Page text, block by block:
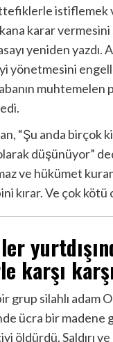
istiflemek
karar vermesini
yeniden yazdı.
yönetmesini
muhtemelen
“Şu anda birçok
düşünüyor”
ve hükümet
kırar. Ve çok kötü
karşı
grup silahlı adam
ücra bir madene
öldürdü. Saldırı